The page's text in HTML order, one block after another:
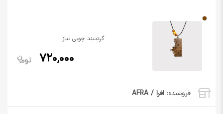
فروشنده: افرا / AFRA
گردنبند چوبی نیاز
720,000